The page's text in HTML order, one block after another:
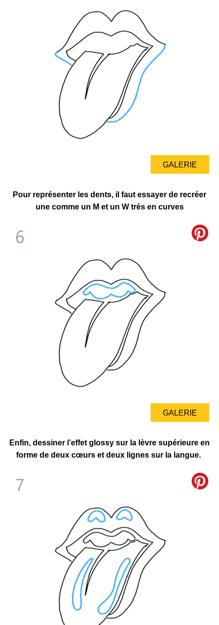
GALERIE
Pour représenter les dents, il faut essayer de recréer
une comme un M et un W très en curves
GALERIE
Enfin, dessiner l’effet glossy sur la lèvre supérieure en
forme de deux cœurs et deux lignes sur la langue.